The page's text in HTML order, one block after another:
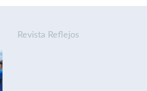
Revista Reflejos